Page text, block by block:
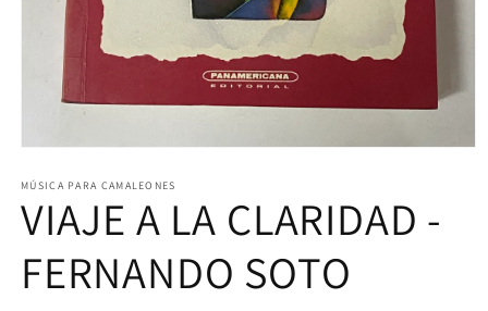
multimedia
1
en
una
modal
MÚSICA PARA CAMALEONES
VIAJE A LA CLARIDAD -
FERNANDO SOTO